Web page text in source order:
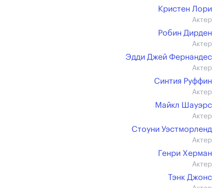
Кристен Лори
Актер
Робин Дирден
Актер
Эдди Джей Фернандес
Актер
Синтия Руффин
Актер
Майкл Шауэрс
Актер
Стоуни Уэстморленд
Актер
Генри Херман
Актер
Тэнк Джонс